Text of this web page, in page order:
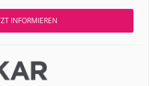
INFORMIEREN